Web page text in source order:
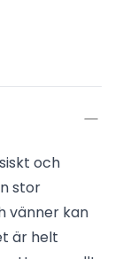
och
stor
vänner kan
är helt